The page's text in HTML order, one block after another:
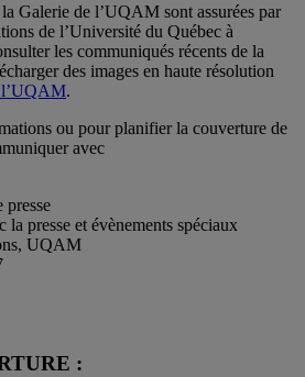
Galerie de l’UQAM sont assurées par
de l’Université du Québec à
les communiqués récents de la
des images en haute résolution
l’UQAM.
ou pour planifier la couverture de
avec
presse
presse et évènements spéciaux
UQAM
: